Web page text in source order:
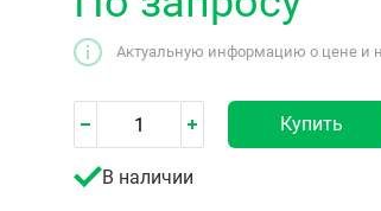
Актуальную информацию о цене и
Купить
В наличии